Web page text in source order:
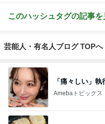
このハッシュタグの記事を
芸能人・有名人ブログ TOPへ
「痛々しい」
Amebaトピックス